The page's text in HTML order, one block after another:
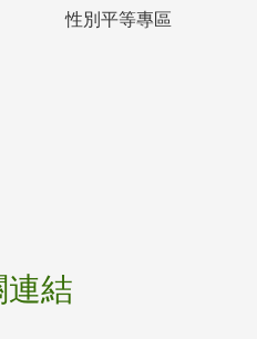
性別平等專區
連結